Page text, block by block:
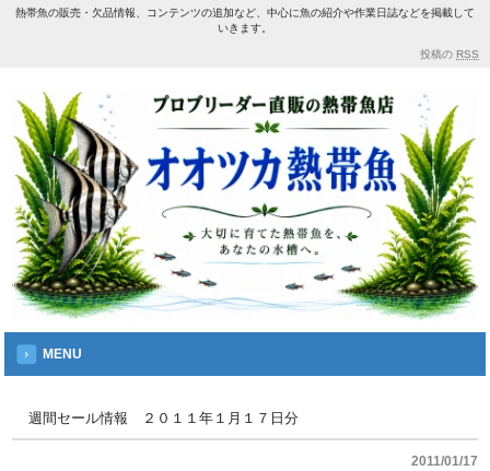
熱帯魚の販売・欠品情報、コンテンツの追加など、中心に魚の紹介や作業日誌などを掲載して
いきます。
投稿の RSS
MENU
週間セール情報 ２０１１年１月１７日分
2011/01/17